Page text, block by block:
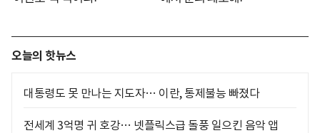
오늘의 핫뉴스
대통령도 못 만나는 지도자… 이란, 통제불능 빠졌다
전세계 3억명 귀 호강… 넷플릭스급 돌풍 일으킨 음악 앱